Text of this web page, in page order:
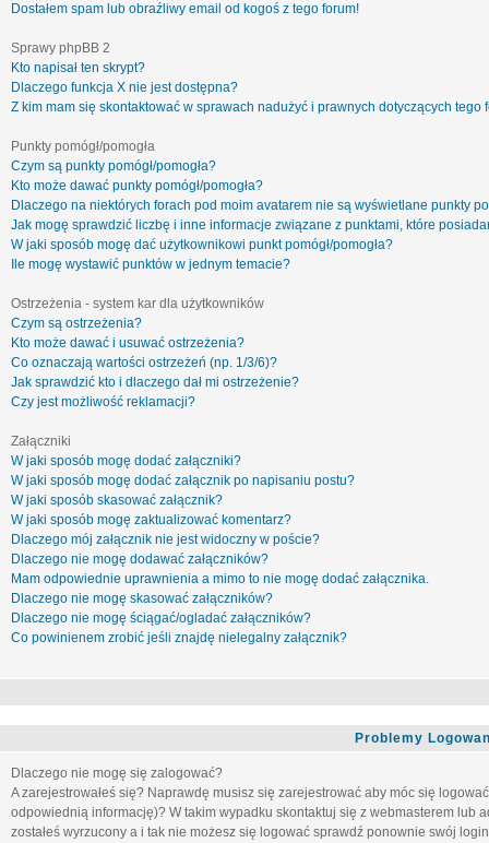
Dostałem spam lub obraźliwy email od kogoś z tego forum!
Sprawy phpBB 2
Kto napisał ten skrypt?
Dlaczego funkcja X nie jest dostępna?
Z kim mam się skontaktować w sprawach nadużyć i prawnych dotyczących tego
Punkty pomógł/pomogła
Czym są punkty pomógł/pomogła?
Kto może dawać punkty pomógł/pomogła?
Dlaczego na niektórych forach pod moim avatarem nie są wyświetlane punkty
Jak mogę sprawdzić liczbę i inne informacje związane z punktami, które
W jaki sposób mogę dać użytkownikowi punkt pomógł/pomogła?
Ile mogę wystawić punktów w jednym temacie?
Ostrzeżenia - system kar dla użytkowników
Czym są ostrzeżenia?
Kto może dawać i usuwać ostrzeżenia?
Co oznaczają wartości ostrzeżeń (np. 1/3/6)?
Jak sprawdzić kto i dlaczego dał mi ostrzeżenie?
Czy jest możliwość reklamacji?
Załączniki
W jaki sposób mogę dodać załączniki?
W jaki sposób mogę dodać załącznik po napisaniu postu?
W jaki sposób skasować załącznik?
W jaki sposób mogę zaktualizować komentarz?
Dlaczego mój załącznik nie jest widoczny w poście?
Dlaczego nie mogę dodawać załączników?
Mam odpowiednie uprawnienia a mimo to nie mogę dodać załącznika.
Dlaczego nie mogę skasować załączników?
Dlaczego nie mogę ściągać/ogladać załączników?
Co powinienem zrobić jeśli znajdę nielegalny załącznik?
Problemy
Dlaczego nie mogę się zalogować?
A zarejestrowałeś się? Naprawdę musisz się zarejestrować aby móc się
odpowiednią informację)? W takim wypadku skontaktuj się z webmasterem lub
zostałeś wyrzucony a i tak nie możesz się logować sprawdź ponownie swój